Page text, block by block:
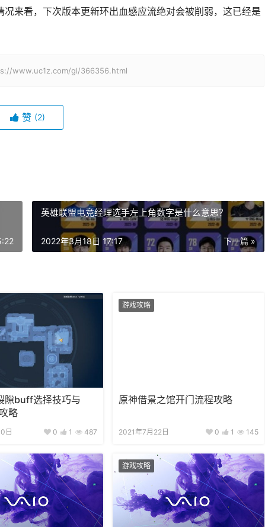
来看，下次版本更新环出血感应流绝对会被削弱，这已经是
www.uc1z.com/gl/366356.html
赞 (2)
英雄联盟电竞经理选手左上角数字是什么意思？
下一篇 »
2022年3月18日 17:17
隙buff选择技巧与
略
日 0 1 487
游戏攻略
原神借景之馆开门流程攻略
2021年7月22日 0 1 145
游戏攻略